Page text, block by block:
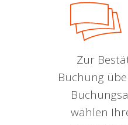
Zur
Buchung
wählen